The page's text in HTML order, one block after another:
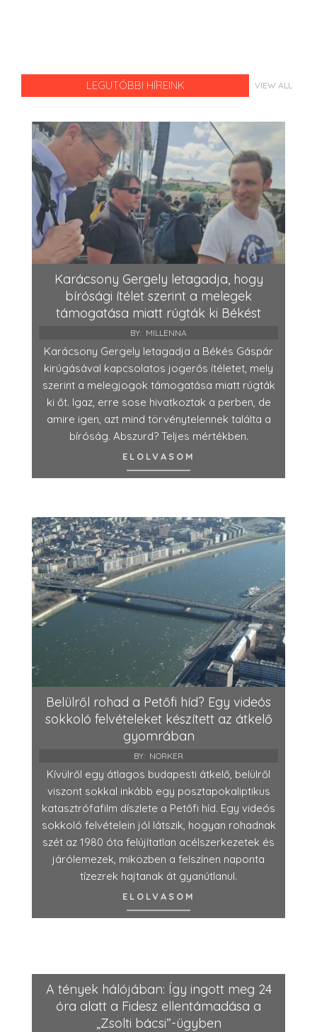
LEGUTÓBBI HÍREINK VIEW ALL
Karácsony Gergely letagadja, hogy
bírósági ítélet szerint a melegek
támogatása miatt rúgták ki Békést
BY: MILLENNA
Karácsony Gergely letagadja a Békés Gáspár
kirúgásával kapcsolatos jogerős ítéletet, mely
szerint a melegjogok támogatása miatt rúgták
ki őt. Igaz, erre sose hivatkoztak a perben, de
amire igen, azt mind törvénytelennek találta a
bíróság. Abszurd? Teljes mértékben.
ELOLVASOM
Belülről rohad a Petőfi híd? Egy videós
sokkoló felvételeket készített az átkelő
gyomrában
BY: NORKER
Kívülről egy átlagos budapesti átkelő, belülről
viszont sokkal inkább egy posztapokaliptikus
katasztrófafilm díszlete a Petőfi híd. Egy videós
sokkoló felvételein jól látszik, hogyan rohadnak
szét az 1980 óta felújítatlan acélszerkezetek és
járólemezek, miközben a felszínen naponta
tízezrek hajtanak át gyanútlanul.
ELOLVASOM
A tények hálójában: Így ingott meg 24
óra alatt a Fidesz ellentámadása a
„Zsolti bácsi”-ügyben